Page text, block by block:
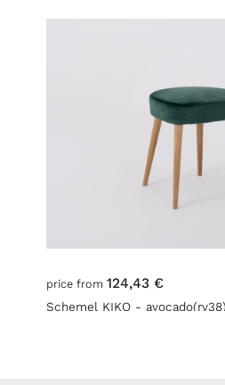
price from 124,43 €
Schemel KIKO -